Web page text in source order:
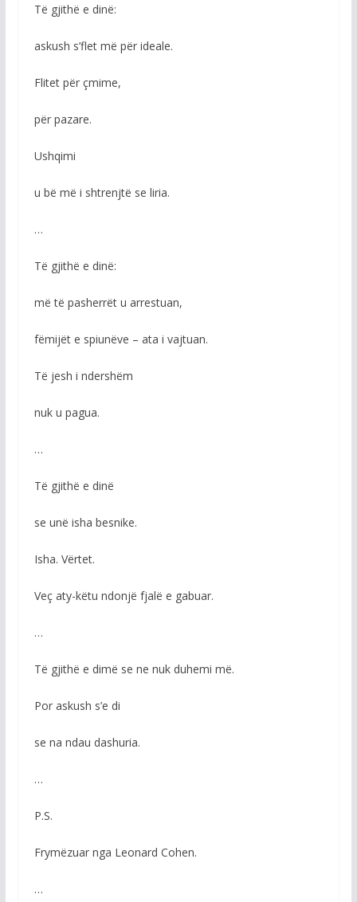
Të gjithë e dinë:
askush s’flet më për ideale.
Flitet për çmime,
për pazare.
Ushqimi
u bë më i shtrenjtë se liria.
…
Të gjithë e dinë:
më të pasherrët u arrestuan,
fëmijët e spiunëve – ata i vajtuan.
Të jesh i ndershëm
nuk u pagua.
…
Të gjithë e dinë
se unë isha besnike.
Isha. Vërtet.
Veç aty-këtu ndonjë fjalë e gabuar.
…
Të gjithë e dimë se ne nuk duhemi më.
Por askush s’e di
se na ndau dashuria.
…
P.S.
Frymëzuar nga Leonard Cohen.
…